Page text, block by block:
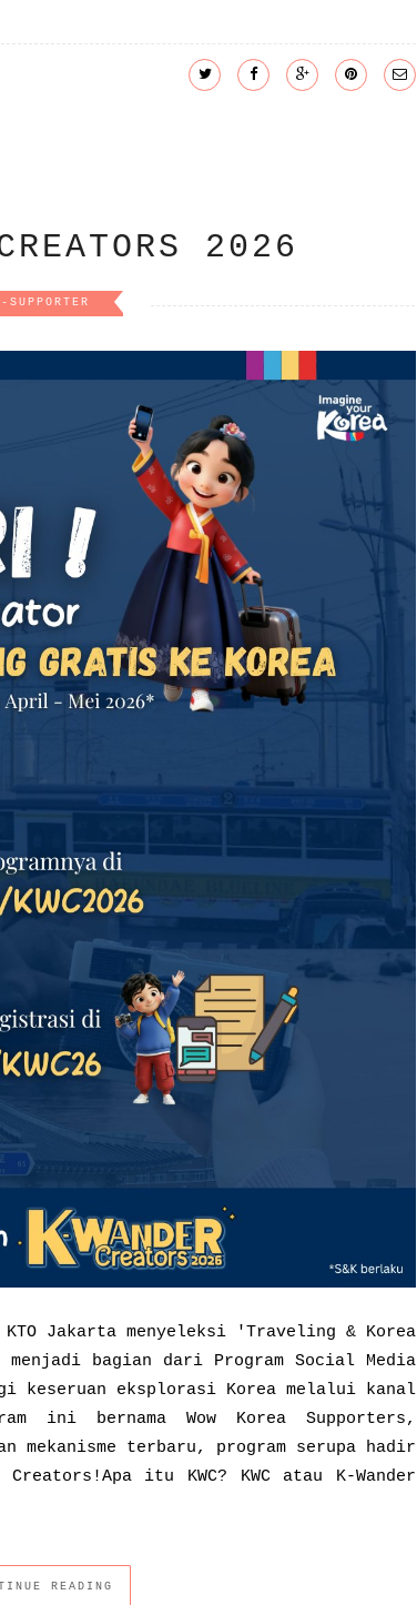
2026
SUPPORTER
Jakarta menyeleksi 'Traveling & Korea
bagian dari Program Social Media
keseruan eksplorasi Korea melalui kanal
ini bernama Wow Korea Supporters,
mekanisme terbaru, program serupa hadir
itu KWC? KWC atau K-Wander
READING